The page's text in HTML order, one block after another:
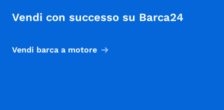
Vendi con successo su Barca24
Vendi barca a motore